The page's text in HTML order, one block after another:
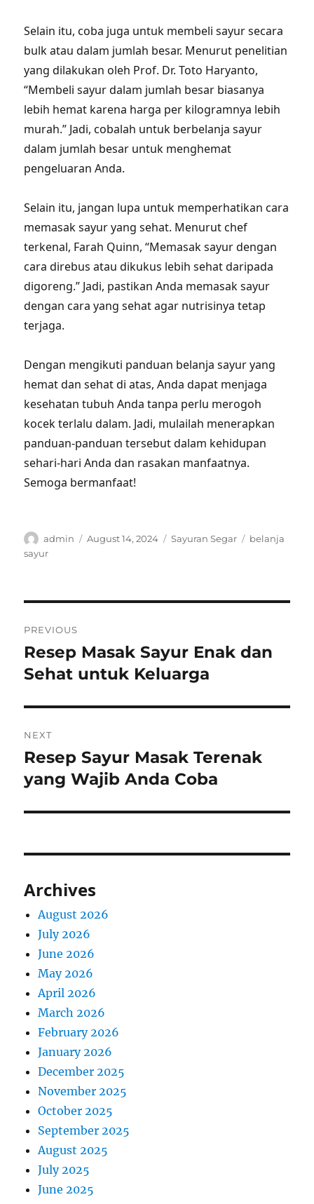
Selain itu, coba juga untuk membeli sayur secara
bulk atau dalam jumlah besar. Menurut penelitian
yang dilakukan oleh Prof. Dr. Toto Haryanto,
“Membeli sayur dalam jumlah besar biasanya
lebih hemat karena harga per kilogramnya lebih
murah.” Jadi, cobalah untuk berbelanja sayur
dalam jumlah besar untuk menghemat
pengeluaran Anda.
Selain itu, jangan lupa untuk memperhatikan cara
memasak sayur yang sehat. Menurut chef
terkenal, Farah Quinn, “Memasak sayur dengan
cara direbus atau dikukus lebih sehat daripada
digoreng.” Jadi, pastikan Anda memasak sayur
dengan cara yang sehat agar nutrisinya tetap
terjaga.
Dengan mengikuti panduan belanja sayur yang
hemat dan sehat di atas, Anda dapat menjaga
kesehatan tubuh Anda tanpa perlu merogoh
kocek terlalu dalam. Jadi, mulailah menerapkan
panduan-panduan tersebut dalam kehidupan
sehari-hari Anda dan rasakan manfaatnya.
Semoga bermanfaat!
Author
admin
Posted
August 14, 2024 Categories
Sayuran Segar Tags
belanja
sayur
navigation
PREVIOUS
Previous
post:
Resep Masak Sayur Enak dan
Sehat untuk Keluarga
NEXT
Next
post:
Resep Sayur Masak Terenak
yang Wajib Anda Coba
Archives
August 2026
July 2026
June 2026
May 2026
April 2026
March 2026
February 2026
January 2026
December 2025
November 2025
October 2025
September 2025
August 2025
July 2025
June 2025